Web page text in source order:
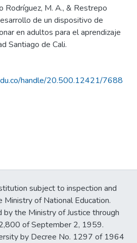
Rodríguez, M. A., & Restrepo
de un dispositivo de
en adultos para el aprendizaje
Santiago de Cali.
handle/20.500.12421/7688
subject to inspection and
Ministry of National Education.
the Ministry of Justice through
of September 2, 1959.
by Decree No. 1297 of 1964